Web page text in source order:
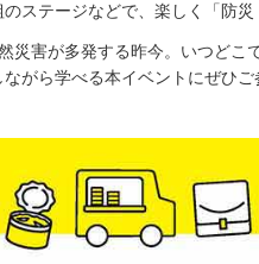
ステージなどで、楽しく「防災
災害が多発する昨今。いつどこ
がら学べる本イベントにぜひご